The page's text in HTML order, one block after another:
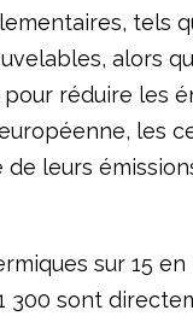
tels
alors
réduire les
les
de leurs
sur 15
300 sont